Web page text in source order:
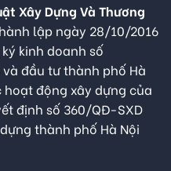
Xây Dựng Và Thương
lập ngày 28/10/2016
kinh doanh số
và đầu tư thành phố Hà
hoạt động xây dựng của
định số 360/QĐ-SXD
thành phố Hà Nội